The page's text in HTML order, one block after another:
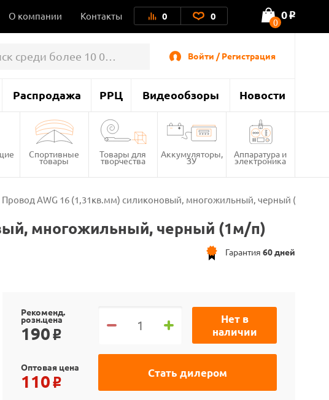
О компании Контакты 0 0 0
0 o
Войти / Регистрация
Распродажа РРЦ Видеообзоры Новости
Спортивные
товары
Товары для
творчества
Аккумуляторы,
ЗУ
Аппаратура и
электроника
Провод AWG 16 (1,31кв.мм) силиконовый, многожильный, черный (1м/п)
многожильный, черный (1м/п)
Гарантия 60 дней
Рекоменд.
розн.цена
190 o
Нет в
наличии
Стать дилером
Оптовая цена
110 o